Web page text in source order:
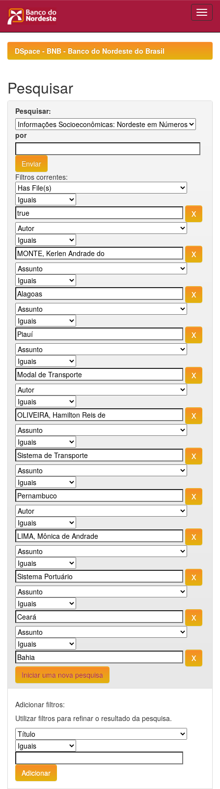
navigationDSpace - BNB - Banco do Nordeste do Brasil
Pesquisar
Pesquisar:
por
Filtros correntes:
Iniciar uma nova pesquisa
Adicionar filtros:
Utilizar filtros para refinar o resultado da pesquisa.